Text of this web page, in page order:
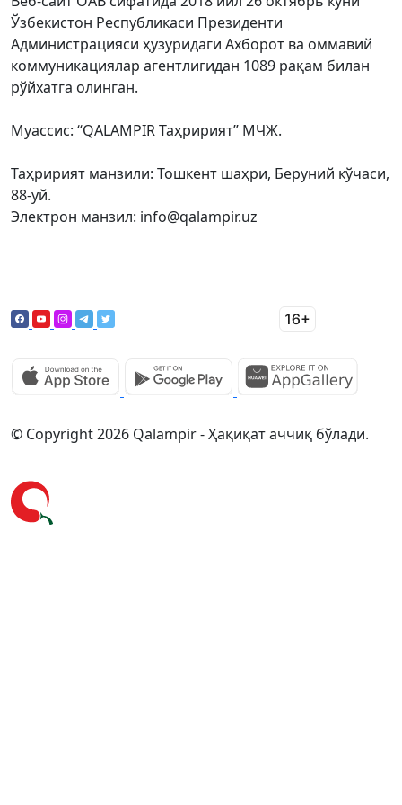
Ўзбекистон Республикаси Президенти
Администрацияси ҳузуридаги Ахборот ва оммавий
коммуникациялар агентлигидан 1089 рақам билан
рўйхатга олинган.
Муассис: “QALAMPIR Таҳририят” МЧЖ.
Таҳририят манзили: Тошкент шаҳри, Беруний кўчаси,
88-уй.
Электрон манзил: info@qalampir.uz
© Copyright 2026 Qalampir - Ҳақиқат аччиқ бўлади.